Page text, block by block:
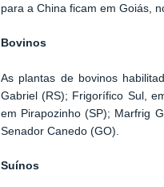
para a China ficam em Goiás,
Bovinos
As plantas de bovinos
Gabriel (RS); Frigorífico Sul,
em Pirapozinho (SP); Marfrig
Senador Canedo (GO).
Suínos